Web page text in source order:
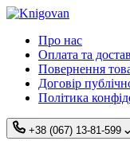
Про нас
Оплата та
Повернення
Договір
Політика
+38 (067) 13-81-599